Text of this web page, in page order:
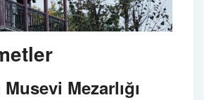
Mezarlığı